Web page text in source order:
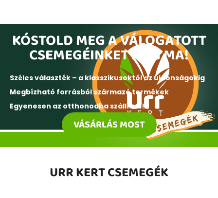
KÓSTOLD MEG A VÁLOGATOTT
CSEMEGÉINKET MÉG MA!
Széles választék – a klasszikusoktól az újdonságokig
Megbízható forrásból származó termékek
Egyenesen az otthonodba szállítva!
VÁSÁRLÁS MOST
URR KERT CSEMEGÉK